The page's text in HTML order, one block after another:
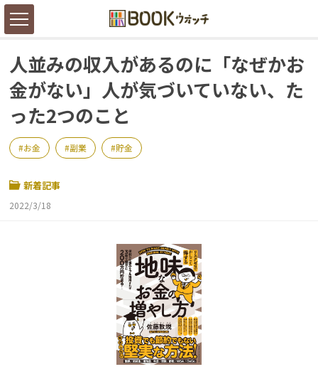
人並みの収入があるのに「なぜかお
金がない」人が気づいていない、た
った2つのこと
お金 副業 貯金
新着記事
2022/3/18